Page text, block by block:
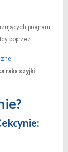
program
poprzez
raka szyjki